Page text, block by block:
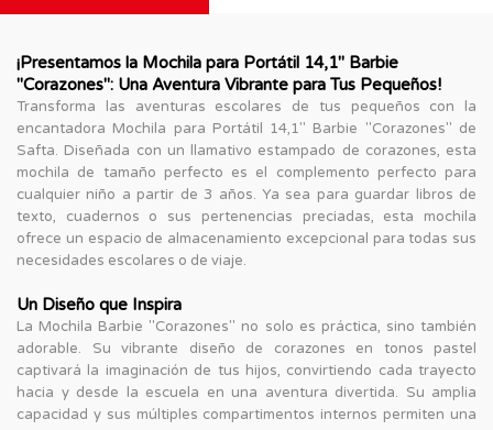
¡Presentamos la Mochila para Portátil 14,1" Barbie
"Corazones": Una Aventura Vibrante para Tus Pequeños!
Transforma las aventuras escolares de tus pequeños con la
encantadora Mochila para Portátil 14,1" Barbie "Corazones" de
Safta. Diseñada con un llamativo estampado de corazones, esta
mochila de tamaño perfecto es el complemento perfecto para
cualquier niño a partir de 3 años. Ya sea para guardar libros de
texto, cuadernos o sus pertenencias preciadas, esta mochila
ofrece un espacio de almacenamiento excepcional para todas sus
necesidades escolares o de viaje.
Un Diseño que Inspira
La Mochila Barbie "Corazones" no solo es práctica, sino también
adorable. Su vibrante diseño de corazones en tonos pastel
captivará la imaginación de tus hijos, convirtiendo cada trayecto
hacia y desde la escuela en una aventura divertida. Su amplia
capacidad y sus múltiples compartimentos internos permiten una